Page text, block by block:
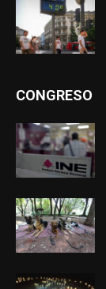
CONGRESO